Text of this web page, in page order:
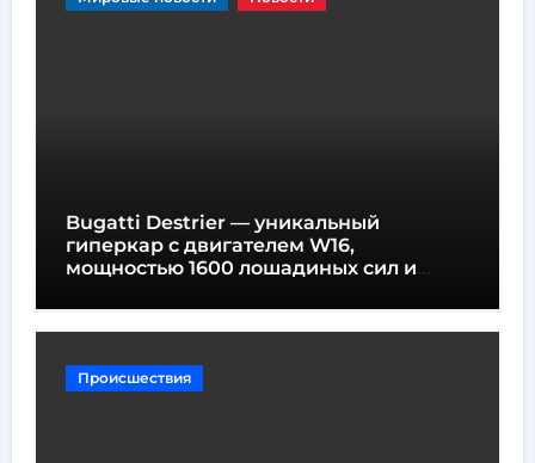
Bugatti Destrier — уникальный
гиперкар с двигателем W16,
мощностью 1600 лошадиных сил и
Происшествия